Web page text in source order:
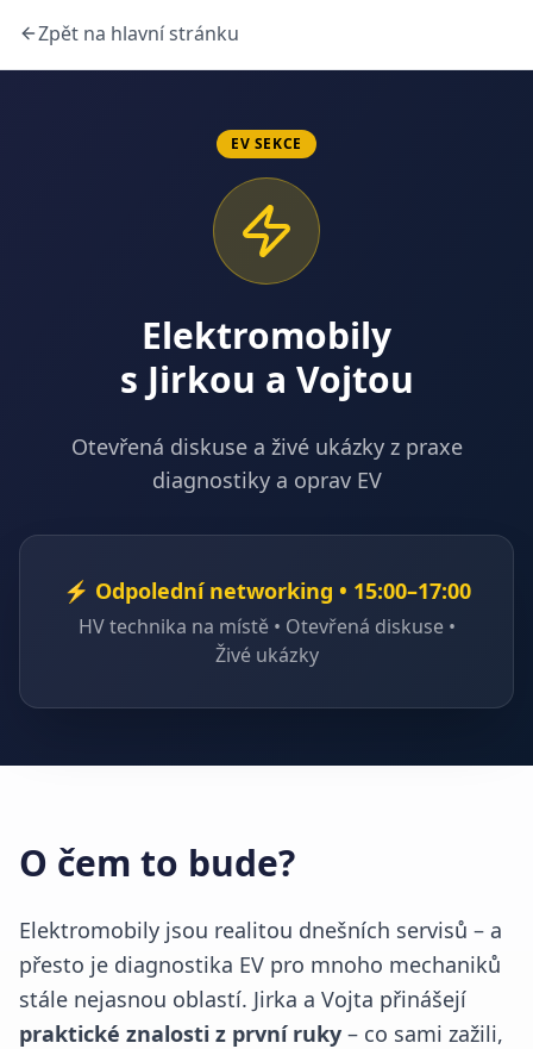
Zpět na hlavní stránku
EV SEKCE
Elektromobily
s Jirkou a Vojtou
Otevřená diskuse a živé ukázky z praxe
diagnostiky a oprav EV
⚡ Odpolední networking • 15:00–17:00
HV technika na místě • Otevřená diskuse •
Živé ukázky
O čem to bude?
Elektromobily jsou realitou dnešních servisů – a
přesto je diagnostika EV pro mnoho mechaniků
stále nejasnou oblastí. Jirka a Vojta přinášejí
praktické znalosti z první ruky – co sami zažili,